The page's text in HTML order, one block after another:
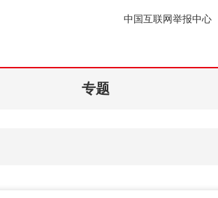
中国互联网举报中心
专题